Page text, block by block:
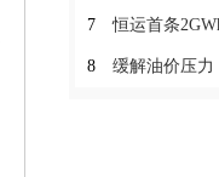
7 恒运首条
8 缓解油价压力